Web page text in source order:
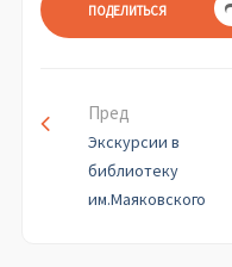
ПОДЕЛИТЬСЯ
Пред
Экскурсии в
библиотеку
им.Маяковского